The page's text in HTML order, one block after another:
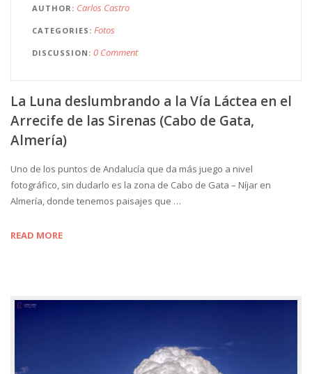
AUTHOR Carlos Castro
CATEGORIES Fotos
DISCUSSION 0 Comment
La Luna deslumbrando a la Vía Láctea en el
Arrecife de las Sirenas (Cabo de Gata,
Almería)
Uno de los puntos de Andalucía que da más juego a nivel
fotográfico, sin dudarlo es la zona de Cabo de Gata – Níjar en
Almería, donde tenemos paisajes que …
READ MORE